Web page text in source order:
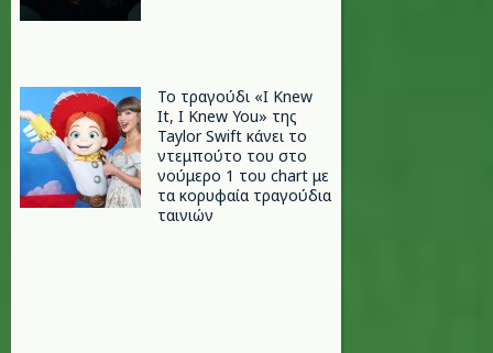
Το τραγούδι «I Knew
It, I Knew You» της
Taylor Swift κάνει το
ντεμπούτο του στο
νούμερο 1 του chart με
τα κορυφαία τραγούδια
ταινιών